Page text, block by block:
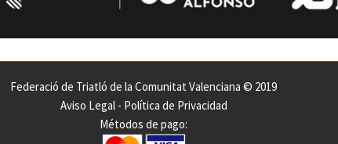
Federació de Triatló de la Comunitat Valenciana © 2019
Aviso Legal- Política de Privacidad
Métodos de pago: